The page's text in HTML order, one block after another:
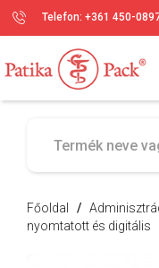
Telefon: +361 450-
Főoldal /
nyomtatott és digitális